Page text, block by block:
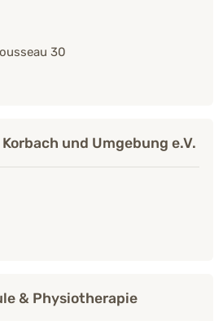
30
Audrey
und Umgebung e.V.
Korbach und Umgebung e.V.
& Physiotherapie